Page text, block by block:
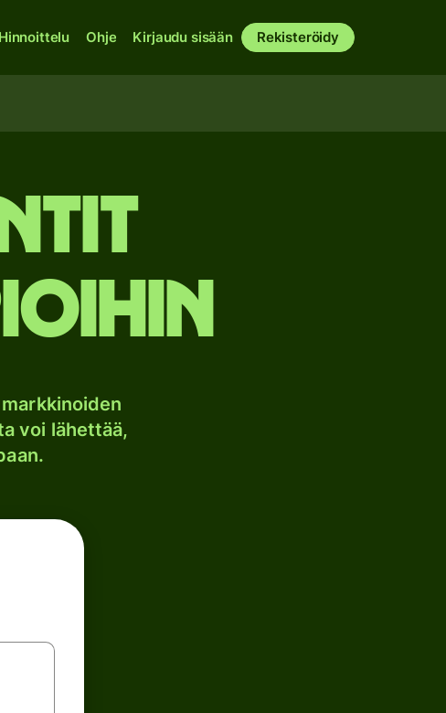
Hinnoittelu Ohje Kirjaudu sisään Rekisteröidy
voi lähettää,